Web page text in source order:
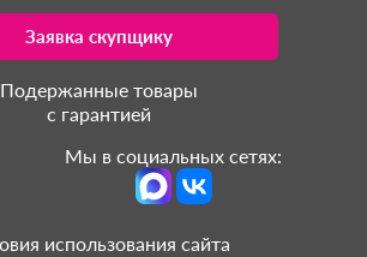
Заявка скупщику
Подержанные товары
с гарантией
Мы в социальных сетях:
использования сайта